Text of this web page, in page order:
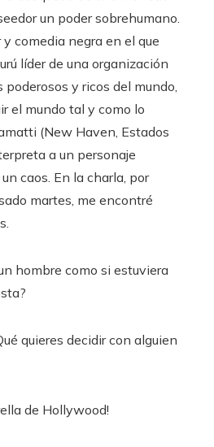
un poder sobrehumano.
comedia negra en el que
líder de una organización
y ricos del mundo,
el mundo tal y como lo
(New Haven, Estados
a un personaje
caos. En la charla, por
martes, me encontré
hombre como si estuviera
quieres decidir con alguien
de Hollywood!